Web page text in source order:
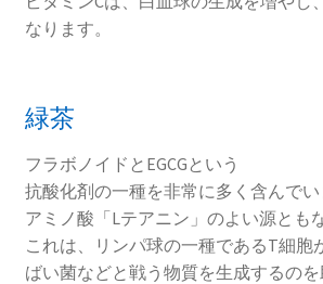
なります。
緑茶
フラボノイドとEGCGという
抗酸化剤の一種を非常に多く含んでい
アミノ酸「Lテアニン」のよい源とも
これは、リンパ球の一種であるT細胞
ばい菌などと戦う物質を生成するのを